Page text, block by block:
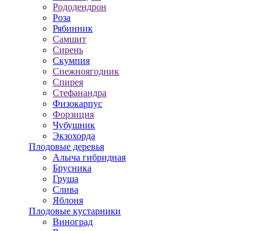
Рододендрон
Роза
Рябинник
Самшит
Сирень
Скумпия
Снежноягодник
Спирея
Стефанандра
Физокарпус
Форзиция
Чубушник
Экзохорда
Плодовые деревья
Алыча гибридная
Брусника
Груша
Слива
Яблоня
Плодовые кустарники
Виноград